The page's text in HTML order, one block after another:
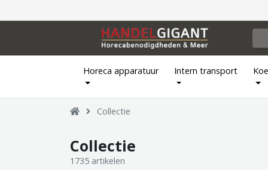
Horeca apparatuur Intern transport
Collectie
Collectie
1735 artikelen